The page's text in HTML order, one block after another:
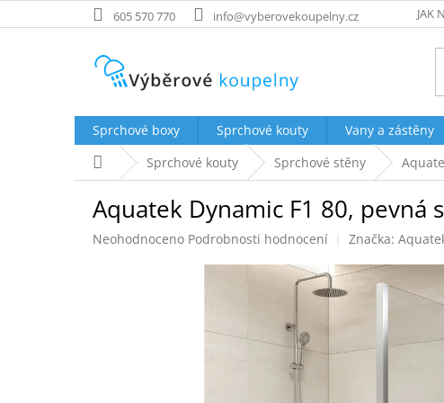
na
605 570 770 info@vyberovekoupelny.cz JAK
Sprchové boxy Sprchové kouty Vany a zástěny
Domů Sprchové kouty Sprchové stěny
Aquatek Dynamic F1 80, pevná
Průměrné
Neohodnoceno Podrobnosti hodnocení Značka: